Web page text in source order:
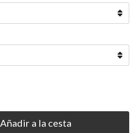
Añadir a la cesta